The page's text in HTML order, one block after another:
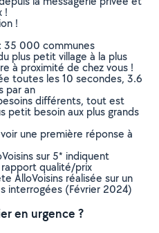
!
!
35 000 communes
plus petit village à la plus
à proximité de chez vous !
toutes les 10 secondes, 3.6
par an
différents, tout est
petit besoin aux plus grands
une première réponse à
sur 5* indiquent
rapport qualité/prix
AlloVoisins réalisée sur un
interrogées (Février 2024)
en urgence ?